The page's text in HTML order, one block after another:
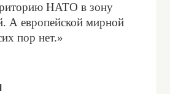
НАТО в зону
А европейской мирной
пор нет.»